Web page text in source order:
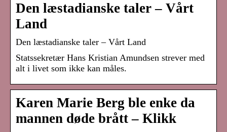
Den læstadianske taler – Vårt
Land
Den læstadianske taler – Vårt Land
Statssekretær Hans Kristian Amundsen strever med
alt i livet som ikke kan måles.
Karen Marie Berg ble enke da
mannen døde brått – Klikk